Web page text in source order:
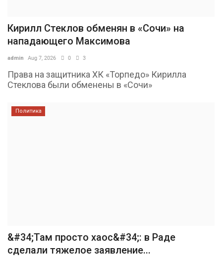
Кирилл Стеклов обменян в «Сочи» на
нападающего Максимова
admin Aug 7, 2026 0 3
Права на защитника ХК «Торпедо» Кирилла
Стеклова были обменены в «Сочи»
Политика
&#34;Там просто хаос&#34;: в Раде
сделали тяжелое заявление...